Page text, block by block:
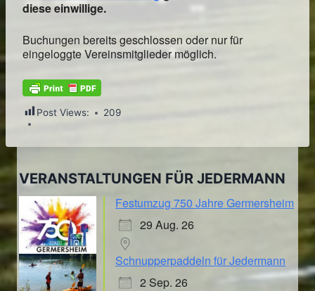
diese einwillige.
Buchungen bereits geschlossen oder nur für
eingeloggte Vereinsmitglieder möglich.
Post Views: 209
VERANSTALTUNGEN FÜR JEDERMANN
Festumzug 750 Jahre Germersheim
29 Aug. 26
Schnupperpaddeln für Jedermann
2 Sep. 26